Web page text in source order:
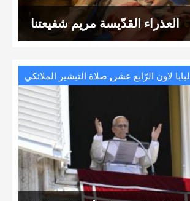
العذراء القدّيسة مريم شفيعتنا
البابا لاون الرّابع عشر , صلاة التبشير الملائكي